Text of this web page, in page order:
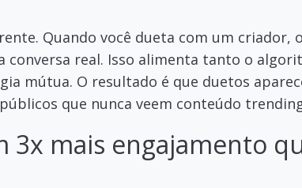
Quando você dueta com um criador,
conversa real. Isso alimenta tanto o
mútua. O resultado é que duetos
que nunca veem conteúdo
3x mais engajamento